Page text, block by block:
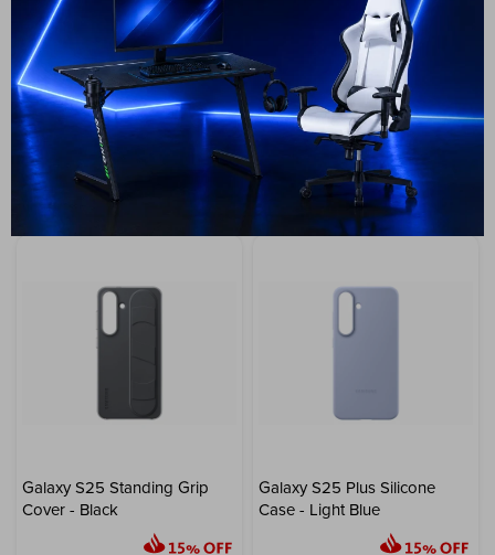
Tab A9 Plus Book Cover
Case - Black
USD 59 USD50
GARANTÍA: 5 DÍAS
ENVÍO A TODO EL PAÍS
Galaxy S25 Standing Grip
Cover - Grey
USD 49 USD42
GARANTÍA: 5 DÍAS
ENVÍO A TODO EL PAÍS
Galaxy S25 Standing Grip
Cover - Black
Galaxy S25 Plus Silicone
Case - Light Blue